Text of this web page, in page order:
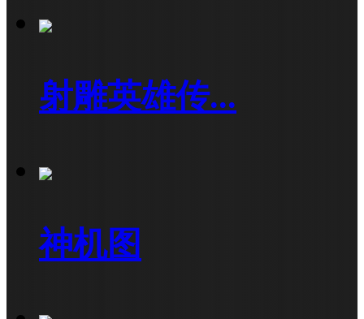
射雕英雄传...
神机图